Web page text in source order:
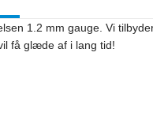
1.2 mm gauge. Vi
få glæde af i lang tid!